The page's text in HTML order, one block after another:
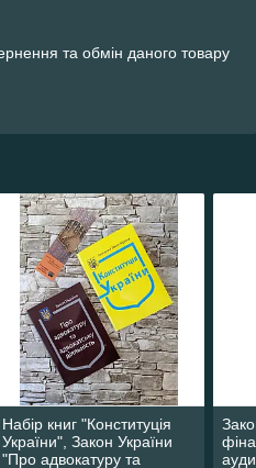
та обмін даного товару
Набір книг "Конституція
України", Закон України
"Про адвокатуру та